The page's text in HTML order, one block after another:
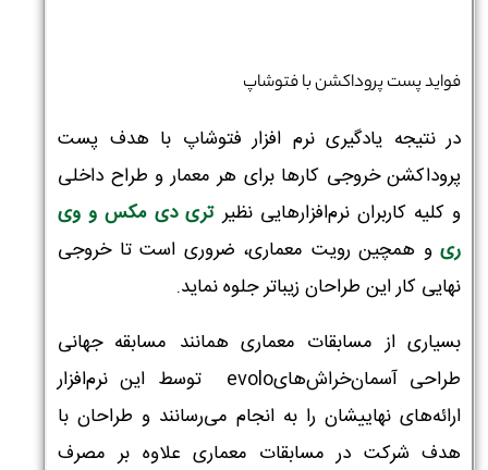
فواید پست پروداکشن با فتوشاپ
در نتیجه یادگیری نرم افزار فتوشاپ با هدف پست
پروداکشن خروجی کارها برای هر معمار و طراح داخلی
و کلیه کاربران نرم‌افزارهایی نظیرتری دی مکس و وی
ری و همچین رویت معماری، ضروری است تا خروجی
نهایی کار این طراحان زیباتر جلوه نماید.
بسیاری از مسابقات معماری همانند مسابقه جهانی
طراحی آسمان‌خراش‌هایevolo توسط این نرم‌افزار
ارائه‌های نهاییشان را به انجام می‌رسانند و طراحان با
هدف شرکت در مسابقات معماری علاوه بر مصرف